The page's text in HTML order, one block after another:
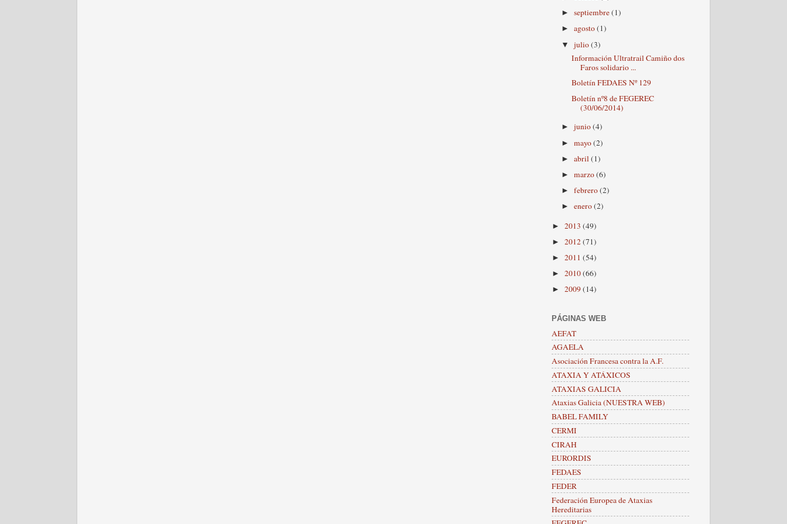
►septiembre(1)
►agosto(1)
▼julio(3)
Información Ultratrail Camiño dos
Faros solidario ...
Boletín FEDAES Nº 129
Boletín nº8 de FEGEREC
(30/06/2014)
►junio(4)
►mayo(2)
►abril(1)
►marzo(6)
►febrero(2)
►enero(2)
► 2013 (49)
► 2012(71)
► 2011 (54)
► 2010(66)
► 2009(14)
PÁGINAS WEB
AEFAT
AGAELA
Asociación Francesa contra la A.F.
ATAXIA Y ATÁXICOS
ATAXIAS GALICIA
Ataxias Galicia (NUESTRA WEB)
BABEL FAMILY
CERMI
CIRAH
EURORDIS
FEDAES
FEDER
Federación Europea de Ataxias
Hereditarias